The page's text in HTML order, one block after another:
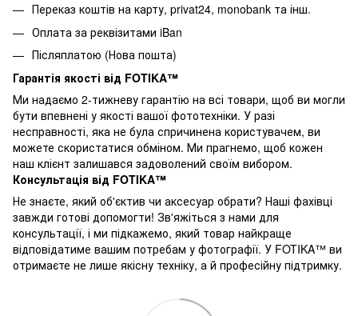
Переказ коштів на карту, privat24, monobank та інш.
Оплата за реквізитами iBan
Післяплатою (Нова пошта)
Гарантія якості від FOTIKA™
Ми надаємо 2-тижневу гарантію на всі товари, щоб ви могли
бути впевнені у якості вашої фототехніки. У разі
несправності, яка не була спричинена користувачем, ви
можете скористатися обміном. Ми прагнемо, щоб кожен
наш клієнт залишався задоволений своїм вибором.
Консультація від FOTIKA™
Не знаєте, який об'єктив чи аксесуар обрати? Наші фахівці
завжди готові допомогти! Зв'яжіться з нами для
консультації, і ми підкажемо, який товар найкраще
відповідатиме вашим потребам у фотографії. У FOTIKA™ ви
отримаєте не лише якісну техніку, а й професійну підтримку.